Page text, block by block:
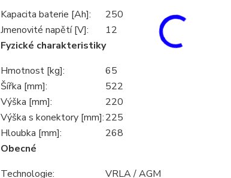
Kapacita baterie [Ah]:
250
Jmenovité napětí [V]:
12
Fyzické charakteristiky
Hmotnost [kg]:
65
Šířka [mm]:
522
Výška [mm]:
220
Výška s konektory [mm]:225
Hloubka [mm]:
268
Obecné
Technologie:
VRLA / AGM